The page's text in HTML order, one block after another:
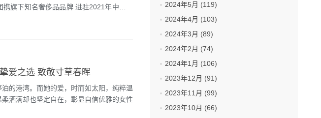
旗下知名奢侈品品牌 进驻2021年中国第
爱之选 致敬寸草春晖
的港湾。而她的爱，时而如太阳，纯粹温
洒满却也坚定自在，彰显自信优雅的女性
2024年5月 (119)
2024年4月 (103)
2024年3月 (89)
2024年2月 (74)
2024年1月 (106)
2023年12月 (91)
2023年11月 (99)
2023年10月 (66)